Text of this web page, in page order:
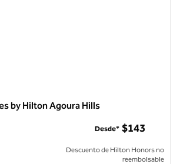
by Hilton Agoura Hills
Desde* $143
Descuento de Hilton Honors no
reembolsable